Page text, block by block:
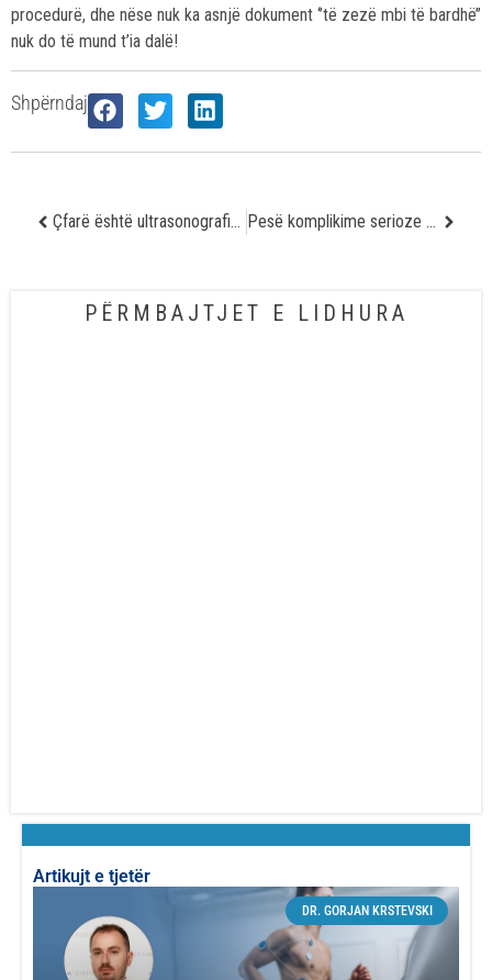
procedurë, dhe nëse nuk ka asnjë dokument ‘’të zezë mbi të bardhë’’
nuk do të mund t’ia dalë!
Shpërndaj
Çfarë është ultrasonografia? Pesë komplikime serioze të cilat mund të shfaqen gjatë përdorimit jo racional të antibiotikëve
PËRMBAJTJET E LIDHURA
Artikujt e tjetër
DR. GORJAN KRSTEVSKI